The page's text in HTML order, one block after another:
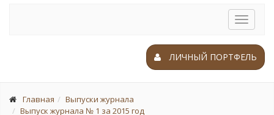
Toggle
ЛИЧНЫЙ ПОРТФЕЛЬ
Главная
Выпуски журнала
Выпуск журнала № 1 за 2015 год